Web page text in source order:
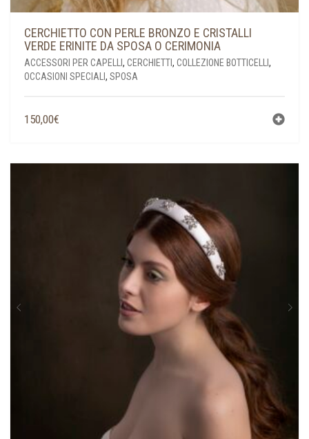
CERCHIETTO CON PERLE BRONZO E CRISTALLI
VERDE ERINITE DA SPOSA O CERIMONIA
ACCESSORI PER CAPELLI , CERCHIETTI, COLLEZIONE BOTTICELLI ,
OCCASIONI SPECIALI , SPOSA
150,00€